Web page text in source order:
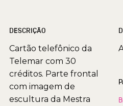
DESCRIÇÃO
Cartão telefônico da
Telemar com 30
créditos. Parte frontal
com imagem de
escultura da Mestra